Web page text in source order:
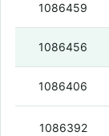
1086459
1086456
1086406
1086392